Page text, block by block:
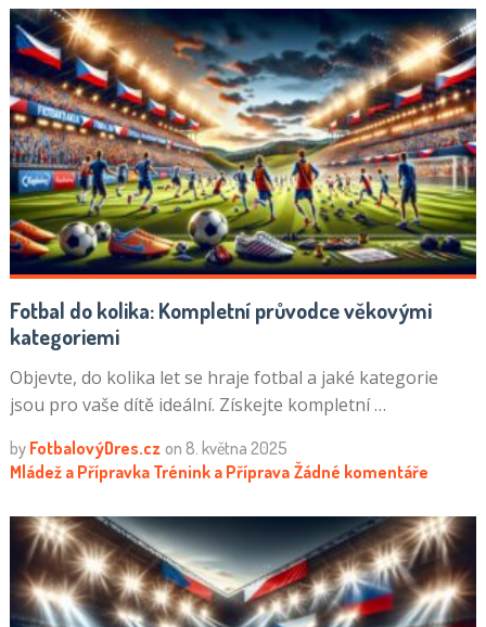
Fotbal do kolika: Kompletní průvodce věkovými
kategoriemi
Objevte, do kolika let se hraje fotbal a jaké kategorie
jsou pro vaše dítě ideální. Získejte kompletní …
by FotbalovýDres.cz on 8. května 2025
Mládež a Přípravka Trénink a Příprava Žádné komentáře